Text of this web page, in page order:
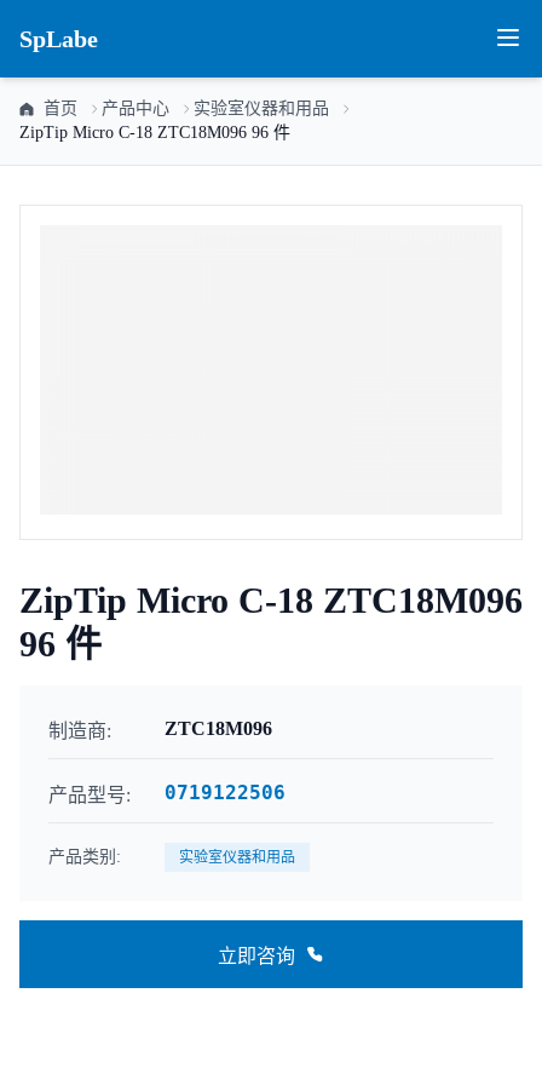
SpLabe
首页 产品中心
实验室仪器和用品
ZipTip Micro C-18 ZTC18M096 96 件
ZipTip Micro C-18 ZTC18M096
96 件
制造商: ZTC18M096
产品型号: 0719122506
产品类别: 实验室仪器和用品
立即咨询